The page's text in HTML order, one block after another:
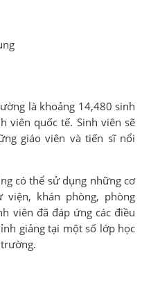
là khoảng 14,480 sinh
viên quốc tế. Sinh viên sẽ
giáo viên và tiến sĩ nổi
có thể sử dụng những cơ
khán phòng, phòng
viên đã đáp ứng các điều
giảng tại một số lớp học